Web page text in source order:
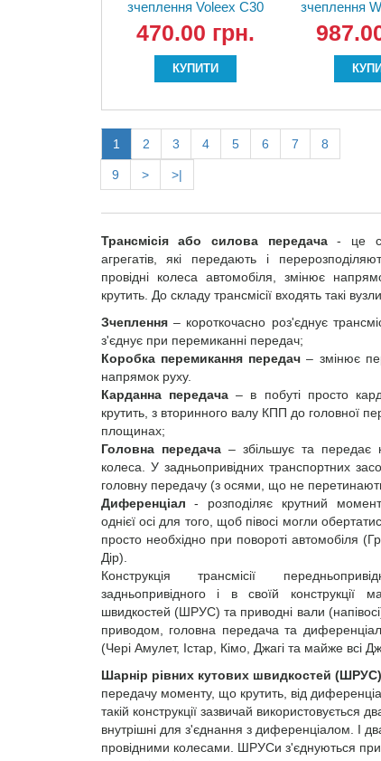
зчеплення Voleex C30
1601021-001 Haval M2
M4
470.00 грн.
КУПИТИ
зчеплення
ZM015B-
1 2 3 4 5 6 7 8
9 > >|
Трансмісія або силова передача- це
агрегатів, які передають і
провідні колеса автомобіля, змінює
крутить. До складу трансмісії входять такі
Зчеплення– короткочасно роз'єднує
з'єднує при перемиканні передач;
Коробка перемикання передач – змінює
напрямок руху.
Карданна передача– в побуті просто
крутить, з вторинного валу КПП до головної
площинах;
Головна передача– збільшує та передає
колеса. У задньопривідних транспортних
головну передачу (з осями, що не
Диференціал - розподіляє крутний
однієї осі для того, щоб півосі могли
просто необхідно при повороті автомобіля
Дір).
Конструкція трансмісії
задньопривідного і в своїй конструкції
швидкостей (ШРУС) та приводні вали
приводом, головна передача та
(Чері Амулет, Істар, Кімо, Джагі та майже всі
Шарнір рівних кутових швидкостей (ШРУС)
передачу моменту, що крутить, від
такій конструкції зазвичай використовується
внутрішні для з'єднання з диференціалом. І
провідними колесами. ШРУСи з'єднуються